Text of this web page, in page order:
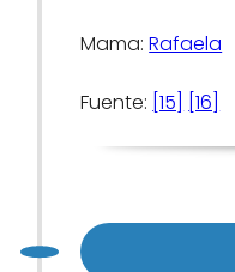
Mama:Rafaela
Fuente: [15] [16]